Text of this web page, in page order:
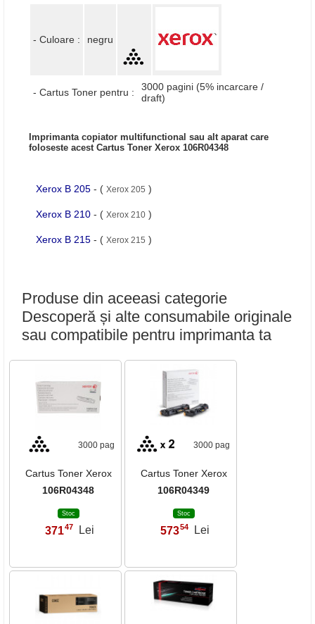
- Culoare : negru
- Cartus Toner pentru :
3000 pagini (5% incarcare /
draft)
Imprimanta copiator multifunctional sau alt aparat care
foloseste acest Cartus Toner Xerox 106R04348
Xerox B 205 - ( Xerox 205 )
Xerox B 210 - ( Xerox 210)
Xerox B 215 - ( Xerox 215 )
Produse din aceeasi categorie
Descoperă și alte consumabile originale
sau compatibile pentru imprimanta ta
3000 pag
Cartus Toner Xerox
106R04348
Stoc
37147 Lei
3000 pag
Cartus Toner Xerox
106R04349
Stoc
57354 Lei